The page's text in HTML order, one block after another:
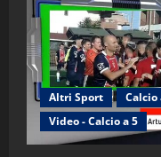
Altri Sport Calcio
Video - Calcio a 5